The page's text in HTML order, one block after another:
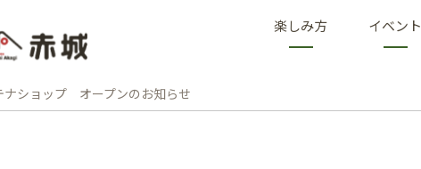
楽しみ方 イベント
ナショップ オープンのお知らせ